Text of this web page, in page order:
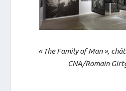
« The Family of Man »,
CNA/Romain